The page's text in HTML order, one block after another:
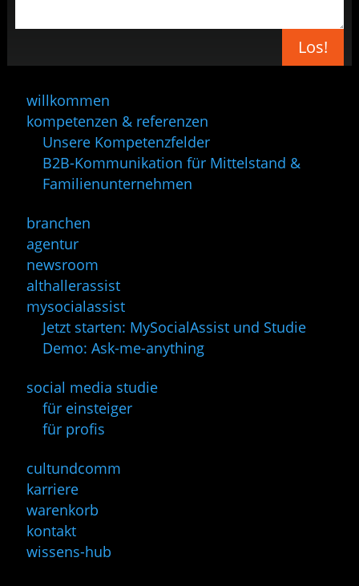
Los!
willkommen
kompetenzen & referenzen
Unsere Kompetenzfelder
B2B-Kommunikation für Mittelstand &
Familienunternehmen
branchen
agentur
newsroom
althallerassist
mysocialassist
Jetzt starten: MySocialAssist und Studie
Demo: Ask-me-anything
social media studie
für einsteiger
für profis
cultundcomm
karriere
warenkorb
kontakt
wissens-hub